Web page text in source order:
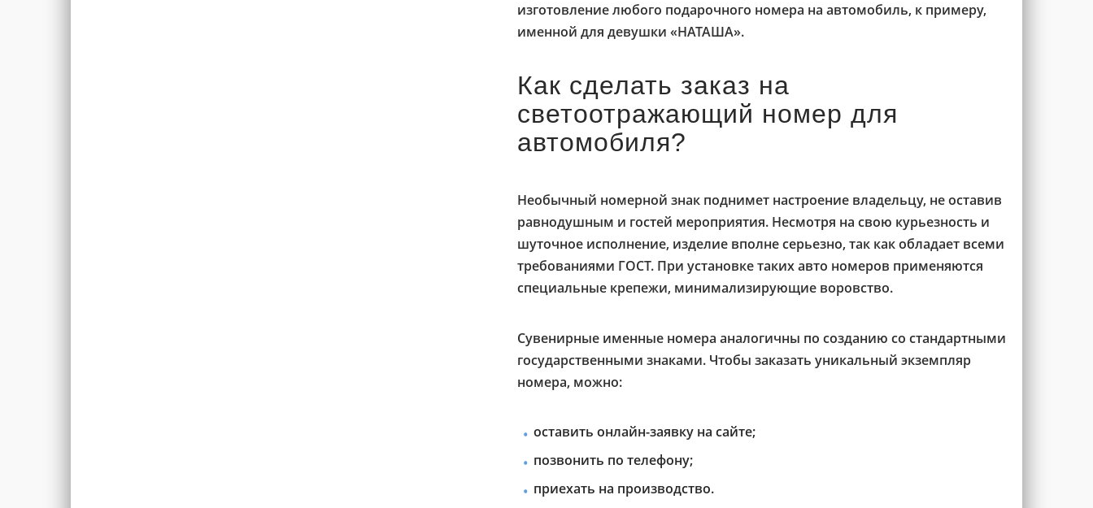
изготовление любого подарочного номера на автомобиль, к примеру,
именной для девушки «НАТАША».
Как сделать заказ на
светоотражающий номер для
автомобиля?
Необычный номерной знак поднимет настроение владельцу, не оставив
равнодушным и гостей мероприятия. Несмотря на свою курьезность и
шуточное исполнение, изделие вполне серьезно, так как обладает всеми
требованиями ГОСТ. При установке таких авто номеров применяются
специальные крепежи, минимализирующие воровство.
Сувенирные именные номера аналогичны по созданию со стандартными
государственными знаками. Чтобы заказать уникальный экземпляр
номера, можно:
оставить онлайн-заявку на сайте;
позвонить по телефону;
приехать на производство.